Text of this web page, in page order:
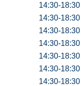
14:30-18:30
14:30-18:30
14:30-18:30
14:30-18:30
14:30-18:30
14:30-18:30
14:30-18:30